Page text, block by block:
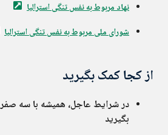
نهاد مربوط به نفس تنگیاسترالیا
شورای ملی مربوط به نفس تنگیاسترالیا
از کجا کمک بگیرید
بگیرید